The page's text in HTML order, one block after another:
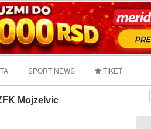
SPORT NEWS TIKET
Mojzelvic